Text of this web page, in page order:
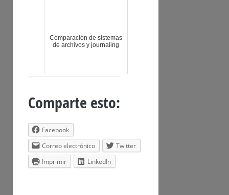
Comparación de sistemas
de archivos y journaling
Comparte esto:
Facebook
Correo electrónico
Twitter
Imprimir
LinkedIn